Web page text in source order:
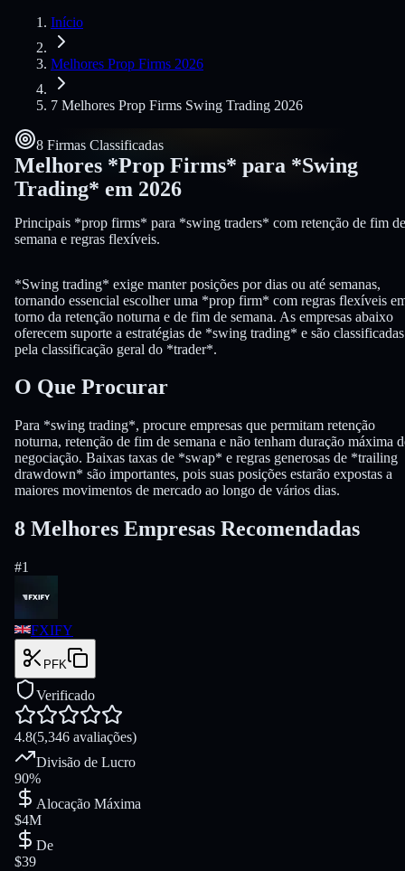
Início
Melhores Prop Firms 2026
7 Melhores Prop Firms Swing Trading 2026
8 Firmas Classificadas
Melhores *Prop Firms* para *Swing
Trading* em 2026
Principais *prop firms* para *swing traders* com retenção de fim de
semana e regras flexíveis.
*Swing trading* exige manter posições por dias ou até semanas,
tornando essencial escolher uma *prop firm* com regras flexíveis
torno da retenção noturna e de fim de semana. As empresas abaixo
oferecem suporte a estratégias de *swing trading* e são classificadas
pela classificação geral do *trader*.
O Que Procurar
Para *swing trading*, procure empresas que permitam retenção
noturna, retenção de fim de semana e não tenham duração máxima
negociação. Baixas taxas de *swap* e regras generosas de *trailing
drawdown* são importantes, pois suas posições estarão expostas a
maiores movimentos de mercado ao longo de vários dias.
8 Melhores Empresas Recomendadas
#1
FXIFY
PFK
Verificado
4.8(5,346 avaliações)
Divisão de Lucro
90%
Alocação Máxima
$4M
De
$39